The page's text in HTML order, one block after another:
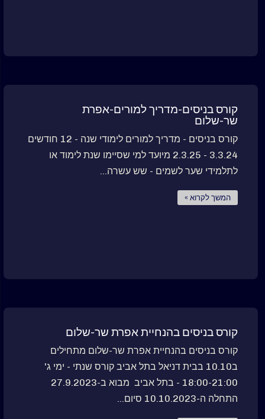
קורס בניסים-מדריך למורים-אפרת
שר-שלום
קורס בניסים - מדריך למורים לימודי שנה - 12 חודשים
3.3.24 - 2.3.25 מיועד למי שסיימו שנת לימוד או
לתלמידי שער לשמים - שש עשרה...
המשך לקרוא »
קורס בניסים בהנחיית אפרת שר-שלום
קורס בניסים בהנחיית אפרת שר-שלום מתחילים
ב10.10 בבית דניאל בתל אביב קורס שנתי - ימי ג'
18:00-21:00 - בתל אביב מבוא ב-27.9.2023
התחלה ה-10.10.2023 סיום...